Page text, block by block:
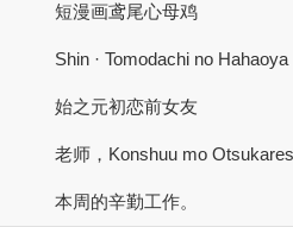
短漫画鸢尾心母鸡
Shin · Tomodachi no Hahaoya
始之元初恋前女友
老师，Konshuu mo
本周的辛勤工作。